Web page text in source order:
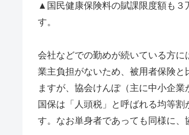
▲国民健康保険料の賦課限度額も３
す。
会社などでの勤めが続いている方
業主負担がないため、被用者保険
ますが、協会けんぽ（主に中小企
国保は「人頭税」と呼ばれる均等
す。なお単身者であっても同様に、